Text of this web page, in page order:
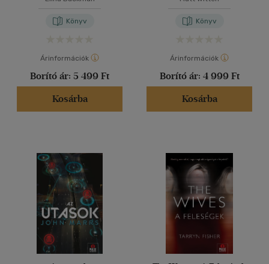
Könyv
Árinformációk
Borító ár: 5 499 Ft
Kosárba
Könyv
Árinformációk
Borító ár: 4 999 Ft
Kosárba